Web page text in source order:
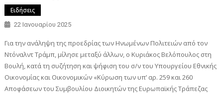
Ειδήσεις
22 Ιανουαρίου 2025
Για την ανάληψη της προεδρίας των Ηνωμένων Πολιτειών από τον
Ντόναλντ Τράμπ, μίλησε μεταξύ άλλων, ο Κυριάκος Βελόπουλος στη
Βουλή, κατά τη συζήτηση και ψήφιση του σ/ν του Υπουργείου Εθνικής
Οικονομίας και Οικονομικών «Κύρωση των υπ’ αρ. 259 και 260
Αποφάσεων του Συμβουλίου Διοικητών της Ευρωπαϊκής Τράπεζας